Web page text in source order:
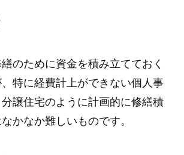
のために資金を積み立てておく
特に経費計上ができない個人事
譲住宅のように計画的に修繕積
かなか難しいものです。